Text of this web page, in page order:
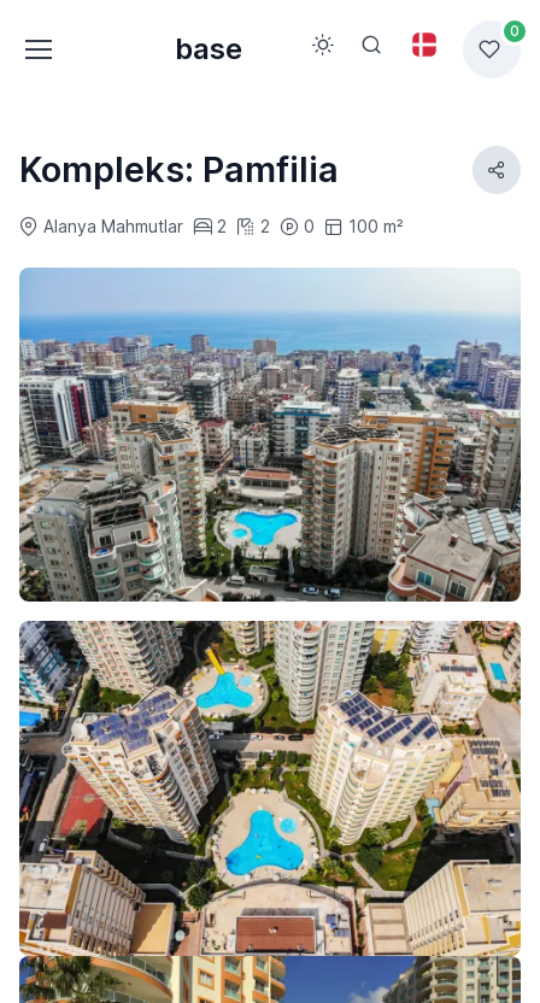
base
0
Kompleks: Pamfilia
Alanya Mahmutlar 2 2 0 100 m²